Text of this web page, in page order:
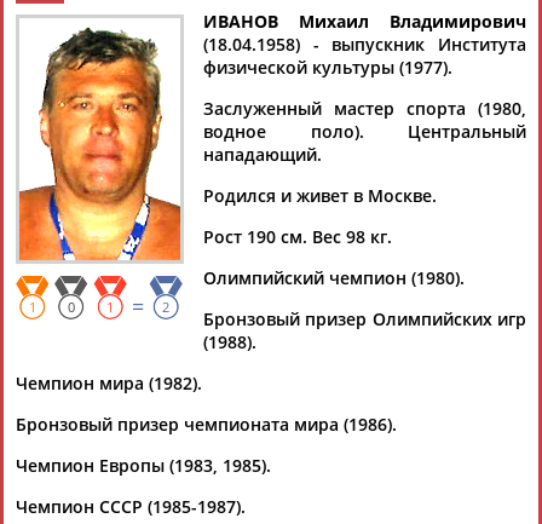
Найдено: 13181персон Расширенный поиск
Аслаудин
АБАЕВ
Елена
АБАИМОВА
Мария
АБАКУМОВА
АБАЛАКИНА
Дмитрий
Тамилла
АБАСОВА
Рамазан
АБАЧАРАЕВ
Ростом
АБАШИДЗЕ
АББАТЕ-
БУЛАТОВА
АББЯСОВА
Водное поло
1 0 1 = 2
ИВАНОВ Михаил Владимирович
(18.04.1958) - выпускник Института
физической культуры (1977).
Заслуженный мастер спорта (1980,
водное поло). Центральный
нападающий.
Родился и живет в Москве.
Рост 190 см. Вес 98 кг.
Олимпийский чемпион (1980).
Бронзовый призер Олимпийских игр
(1988).
Чемпион мира (1982).
Бронзовый призер чемпионата мира (1986).
Чемпион Европы (1983, 1985).
Чемпион СССР (1985-1987).